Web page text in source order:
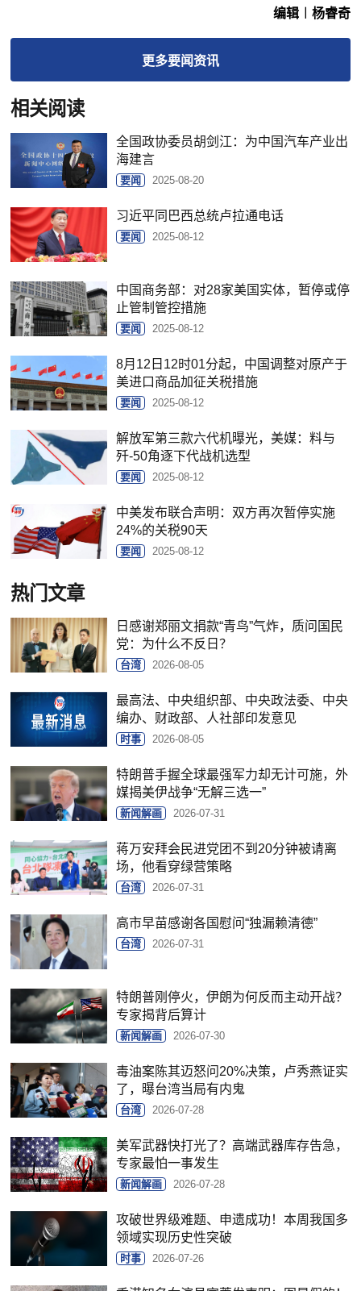
编辑︱杨睿奇
更多要闻资讯
相关阅读
全国政协委员胡剑江：为中国汽车产业出
海建言
要闻 2025-08-20
习近平同巴西总统卢拉通电话
要闻 2025-08-12
中国商务部：对28家美国实体，暂停或停
止管制管控措施
要闻 2025-08-12
8月12日12时01分起，中国调整对原产于
美进口商品加征关税措施
要闻 2025-08-12
解放军第三款六代机曝光，美媒：料与
歼-50角逐下代战机选型
要闻 2025-08-12
中美发布联合声明：双方再次暂停实施
24%的关税90天
要闻 2025-08-12
热门文章
日感谢郑丽文捐款“青鸟”气炸，质问国民
党：为什么不反日？
台湾 2026-08-05
最高法、中央组织部、中央政法委、中央
编办、财政部、人社部印发意见
时事 2026-08-05
特朗普手握全球最强军力却无计可施，外
媒揭美伊战争“无解三选一”
新闻解画 2026-07-31
蒋万安拜会民进党团不到20分钟被请离
场，他看穿绿营策略
台湾 2026-07-31
高市早苗感谢各国慰问“独漏赖清德”
台湾 2026-07-31
特朗普刚停火，伊朗为何反而主动开战？
专家揭背后算计
新闻解画 2026-07-30
毒油案陈其迈怒问20%决策，卢秀燕证实
了，曝台湾当局有内鬼
台湾 2026-07-28
美军武器快打光了？高端武器库存告急，
专家最怕一事发生
新闻解画 2026-07-28
攻破世界级难题、申遗成功！本周我国多
领域实现历史性突破
时事 2026-07-26